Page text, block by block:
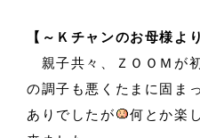
【～Ｋチャンのお母様よ
親子共々、ＺＯＯＭが
の調子も悪くたまに固ま
ありでしたが
何とか楽